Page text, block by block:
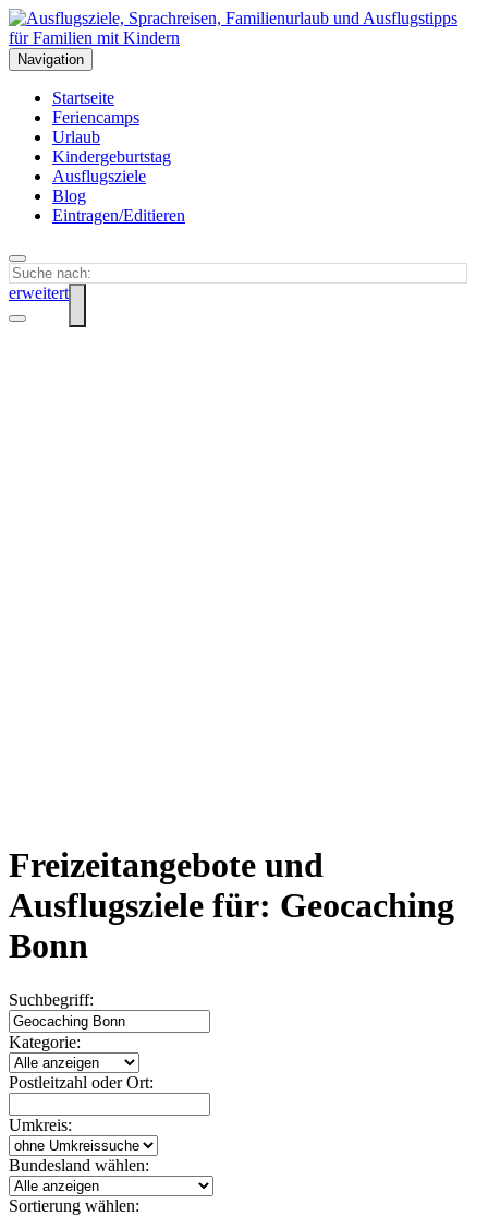
Navigation
Startseite
Feriencamps
Urlaub
Kindergeburtstag
Ausflugsziele
Blog
Eintragen/Editieren
erweitert
Freizeitangebote und
Ausflugsziele für: Geocaching
Bonn
Suchbegriff:
Kategorie:
Postleitzahl oder Ort:
Umkreis:
Bundesland wählen:
Sortierung wählen: